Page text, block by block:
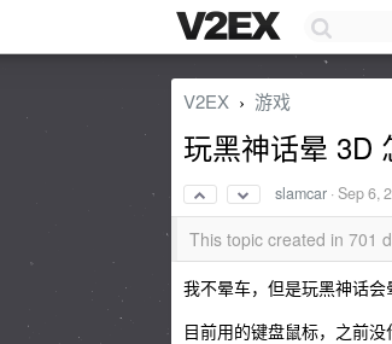
V2EX › 游戏
玩黑神话晕 3D
slamcar ·Sep 6,
This topic created in 701
我不晕车，但是玩黑神话会
目前用的键盘鼠标，之前